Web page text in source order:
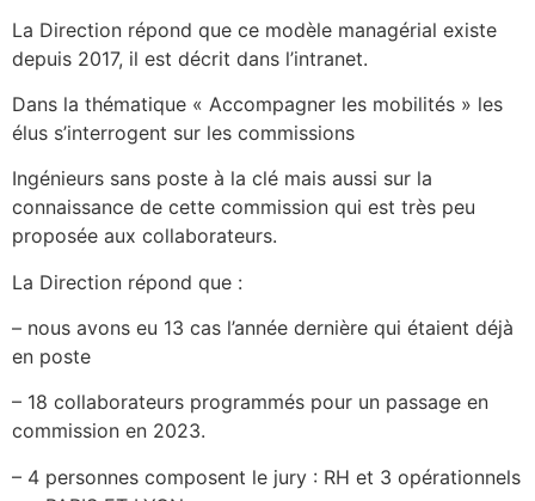
La Direction répond que ce modèle managérial existe
depuis 2017, il est décrit dans l’intranet.
Dans la thématique « Accompagner les mobilités » les
élus s’interrogent sur les commissions
Ingénieurs sans poste à la clé mais aussi sur la
connaissance de cette commission qui est très peu
proposée aux collaborateurs.
La Direction répond que :
– nous avons eu 13 cas l’année dernière qui étaient déjà
en poste
– 18 collaborateurs programmés pour un passage en
commission en 2023.
– 4 personnes composent le jury : RH et 3 opérationnels